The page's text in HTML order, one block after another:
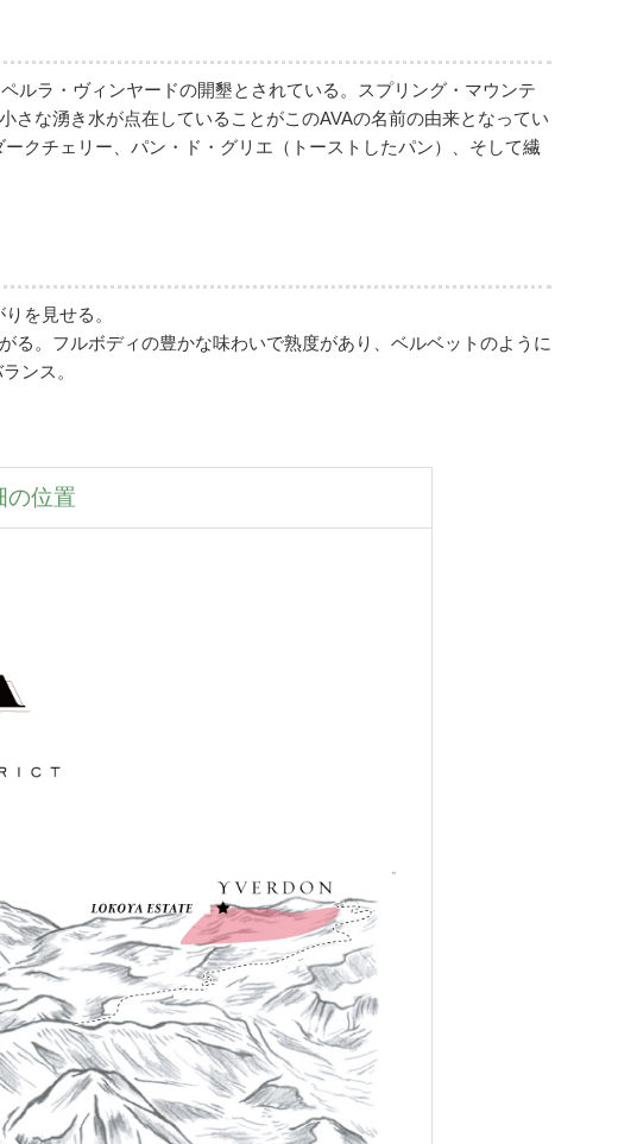
ルラ・ヴィンヤードの開墾とされている。スプリング・マウンテ
な湧き水が点在していることがこのAVAの名前の由来となってい
クチェリー、パン・ド・グリエ（トーストしたパン）、そして繊
を見せる。
。フルボディの豊かな味わいで熟度があり、ベルベットのように
ンス。
の位置